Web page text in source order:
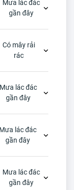
Mưa lác đác
gần đây
Có mây rải
rác
Mưa lác đác
gần đây
Mưa lác đác
gần đây
Mưa lác đác
gần đây